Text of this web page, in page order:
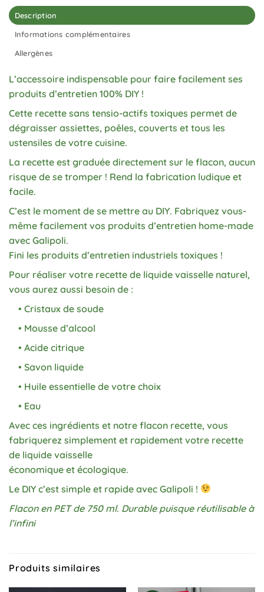
Description
Informations complémentaires
Allergènes
L’accessoire indispensable pour faire facilement ses
produits d’entretien 100% DIY !
Cette recette sans tensio-actifs toxiques permet de
dégraisser assiettes, poêles, couverts et tous les
ustensiles de votre cuisine.
La recette est graduée directement sur le flacon, aucun
risque de se tromper ! Rend la fabrication ludique et
facile.
C’est le moment de se mettre au DIY. Fabriquez vous-
même facilement vos produits d’entretien home-made
avec Galipoli.
Fini les produits d’entretien industriels toxiques !
Pour réaliser votre recette de liquide vaisselle naturel,
vous aurez aussi besoin de :
• Cristaux de soude
• Mousse d’alcool
• Acide citrique
• Savon liquide
• Huile essentielle de votre choix
• Eau
Avec ces ingrédients et notre flacon recette, vous
fabriquerez simplement et rapidement votre recette
de liquide vaisselle
économique et écologique.
Le DIY c’est simple et rapide avec Galipoli !
Flacon en PET de 750 ml. Durable puisque réutilisable à
l’infini
Produits similaires